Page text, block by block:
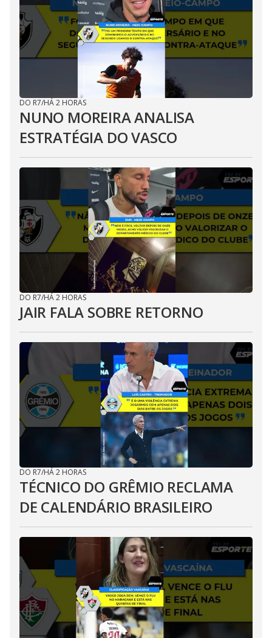
DO R7/HÁ 2 HORAS
NUNO MOREIRA ANALISA
ESTRATÉGIA DO VASCO
DO R7/HÁ 2 HORAS
JAIR FALA SOBRE RETORNO
DO R7/HÁ 2 HORAS
TÉCNICO DO GRÊMIO RECLAMA
DE CALENDÁRIO BRASILEIRO